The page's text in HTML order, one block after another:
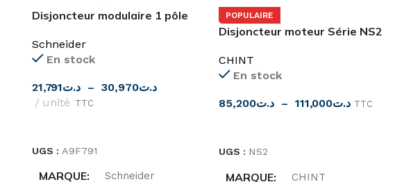
Disjoncteur modulaire 1 pôle
iC60N
Schneider
En stock
د.ت21,791 – د.ت30,970
unité TTC
UGS :A9F791
MARQUE Schneider
POPULAIRE
Disjoncteur moteur Série NS2
CHINT
En stock
د.ت85,200 – د.ت111,000 TTC
UGS : NS2
MARQUE CHINT